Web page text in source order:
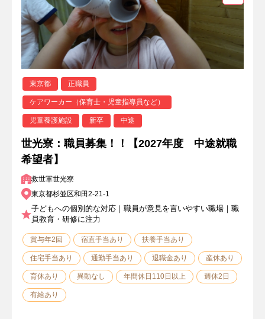
東京都 正職員
ケアワーカー（保育士・児童指導員など）
児童養護施設 新卒 中途
世光寮：職員募集！！【2027年度 中途就職
希望者】
救世軍世光寮
東京都杉並区和田2-21-1
子どもへの個別的な対応｜職員が意見を言いやすい職場｜職
員教育・研修に注力
賞与年2回 宿直手当あり 扶養手当あり
住宅手当あり 通勤手当あり 退職金あり 産休あり
育休あり 異動なし 年間休日110日以上 週休2日
有給あり